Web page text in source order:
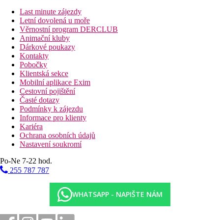
Last minute zájezdy
Letní dovolená u moře
Věrnostní program DERCLUB
Animační kluby
Dárkové poukazy
Kontakty
Pobočky
Klientská sekce
Mobilní aplikace Exim
Cestovní pojištění
Časté dotazy
Podmínky k zájezdu
Informace pro klienty
Kariéra
Ochrana osobních údajů
Nastavení soukromí
Po-Ne 7-22 hod.
255 787 787
WHATSAPP - NAPIŠTE NÁM